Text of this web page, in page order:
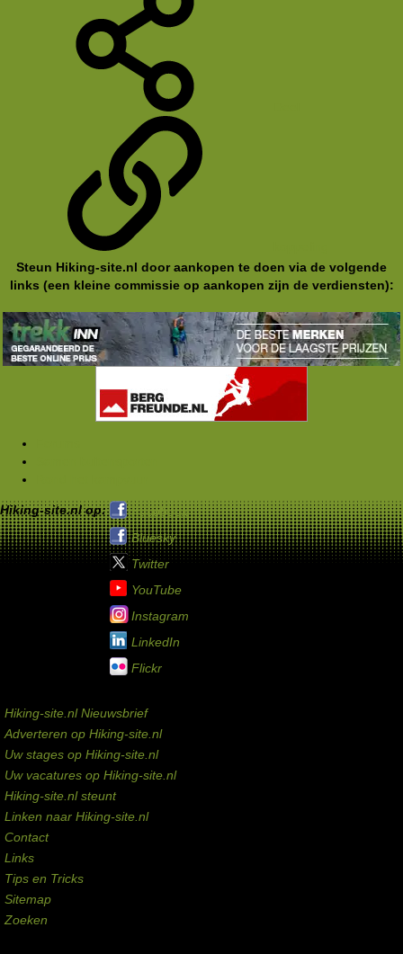
Steun Hiking-site.nl door aankopen te doen via de volgende
links (een kleine commissie op aankopen zijn de verdiensten):
Hiking-site.nl op:
Facebook
Bluesky
Twitter
YouTube
Instagram
LinkedIn
Flickr
Hiking-site.nl Nieuwsbrief
Adverteren op Hiking-site.nl
Uw stages op Hiking-site.nl
Uw vacatures op Hiking-site.nl
Hiking-site.nl steunt
Linken naar Hiking-site.nl
Contact
Links
Tips en Tricks
Sitemap
Zoeken